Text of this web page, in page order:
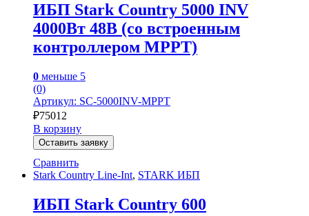
ИБП Stark Country 5000 INV
4000Вт 48В (со встроенным
контроллером MPPT)
0 меньше 5
(0)
Артикул: SC-5000INV-MPPT
₽75012
В корзину
Оставить заявку
Сравнить
Stark Country Line-Int, STARK ИБП
ИБП Stark Country 600